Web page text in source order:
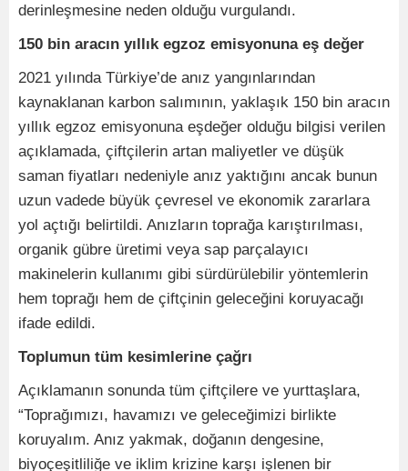
derinleşmesine neden olduğu vurgulandı.
150 bin aracın yıllık egzoz emisyonuna eş değer
2021 yılında Türkiye’de anız yangınlarından
kaynaklanan karbon salımının, yaklaşık 150 bin aracın
yıllık egzoz emisyonuna eşdeğer olduğu bilgisi verilen
açıklamada, çiftçilerin artan maliyetler ve düşük
saman fiyatları nedeniyle anız yaktığını ancak bunun
uzun vadede büyük çevresel ve ekonomik zararlara
yol açtığı belirtildi. Anızların toprağa karıştırılması,
organik gübre üretimi veya sap parçalayıcı
makinelerin kullanımı gibi sürdürülebilir yöntemlerin
hem toprağı hem de çiftçinin geleceğini koruyacağı
ifade edildi.
Toplumun tüm kesimlerine çağrı
Açıklamanın sonunda tüm çiftçilere ve yurttaşlara,
“Toprağımızı, havamızı ve geleceğimizi birlikte
koruyalım. Anız yakmak, doğanın dengesine,
biyoçeşitliliğe ve iklim krizine karşı işlenen bir